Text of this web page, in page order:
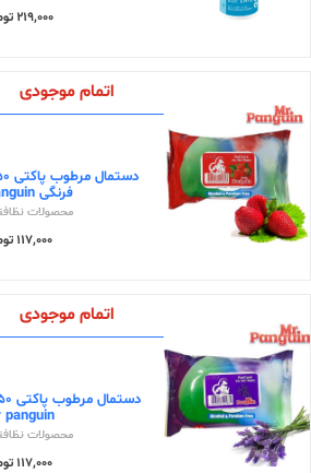
219,000 تومان
اتمام موجودی
فرنگی Mr panguin
محصولات
117,000 تومان
اتمام موجودی
panguin
محصولات
117,000 تومان